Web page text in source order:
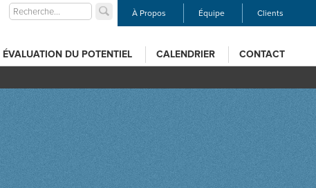
À Propos Équipe Clients
ÉVALUATION DU POTENTIEL CALENDRIER CONTACT